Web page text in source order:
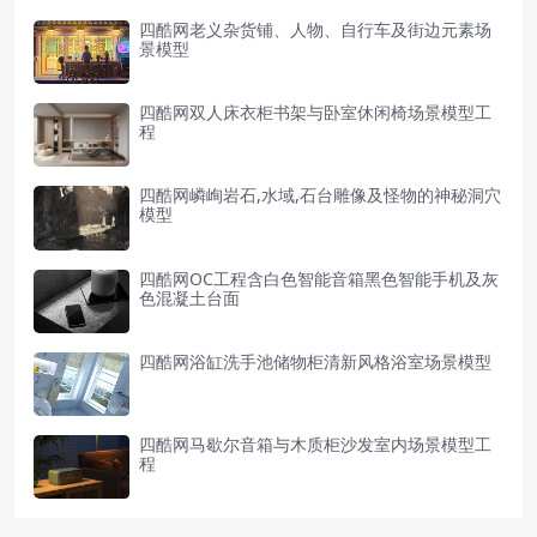
四酷网老义杂货铺、人物、自行车及街边元素场
景模型
四酷网双人床衣柜书架与卧室休闲椅场景模型工
程
四酷网嶙峋岩石,水域,石台雕像及怪物的神秘洞穴
模型
四酷网OC工程含白色智能音箱黑色智能手机及灰
色混凝土台面
四酷网浴缸洗手池储物柜清新风格浴室场景模型
四酷网马歇尔音箱与木质柜沙发室内场景模型工
程